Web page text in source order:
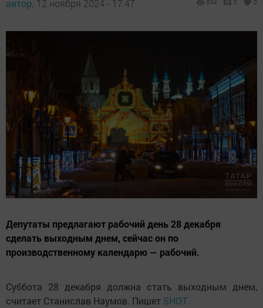
автор, 12 ноября 2024 - 17:47 634 0 0
Депутаты предлагают рабочий день 28 декабря
сделать выходным днем, сейчас он по
производственному календарю — рабочий.
Суббота 28 декабря должна стать выходным днем,
считает Станислав Наумов. Пишет SHOT.